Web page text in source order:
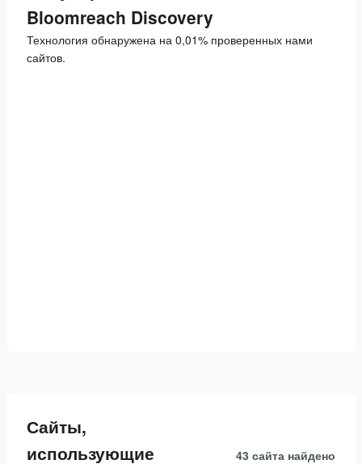
Bloomreach Discovery
Технология обнаружена на 0,01% проверенных нами
сайтов.
Сайты,
использующие
43 сайта найдено